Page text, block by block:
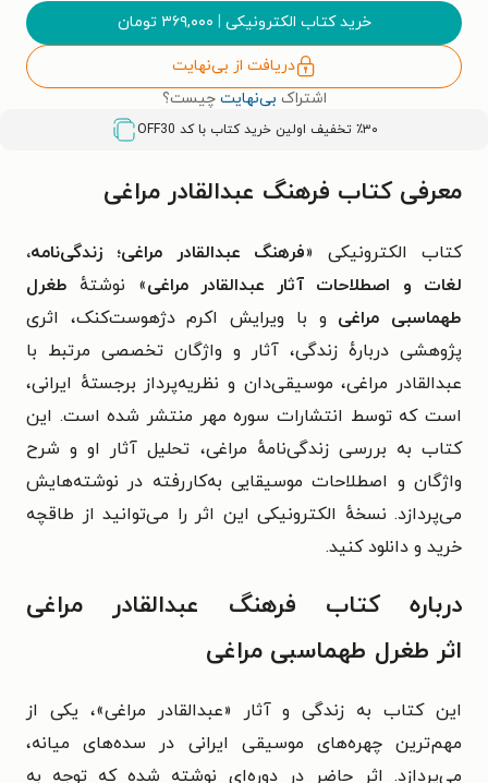
خرید کتاب الکترونیکی | ۳۶۹,۰۰۰ تومان
دریافت از بی‌نهایت
اشتراک بی‌نهایت چیست؟
٪۳۰ تخفیف اولین خرید کتاب با کد OFF30
معرفی کتاب فرهنگ عبدالقادر مراغی
کتاب الکترونیکی «فرهنگ عبدالقادر مراغی؛ زندگی‌نامه،
لغات و اصطلاحات آثار عبدالقادر مراغی» نوشتهٔ طغرل
طهماسبی مراغی و با ویرایش اکرم دژهوست‌کنک، اثری
پژوهشی دربارهٔ زندگی، آثار و واژگان تخصصی مرتبط با
عبدالقادر مراغی، موسیقی‌دان و نظریه‌پرداز برجستهٔ ایرانی،
است که توسط انتشارات سوره مهر منتشر شده است. این
کتاب به بررسی زندگی‌نامهٔ مراغی، تحلیل آثار او و شرح
واژگان و اصطلاحات موسیقایی به‌کاررفته در نوشته‌هایش
می‌پردازد. نسخهٔ الکترونیکی این اثر را می‌توانید از طاقچه
خرید و دانلود کنید.
درباره کتاب فرهنگ عبدالقادر مراغی
اثر طغرل طهماسبی مراغی
این کتاب به زندگی و آثار «عبدالقادر مراغی»، یکی از
مهم‌ترین چهره‌های موسیقی ایرانی در سده‌های میانه،
می‌پردازد. اثر حاضر در دوره‌ای نوشته شده که توجه به